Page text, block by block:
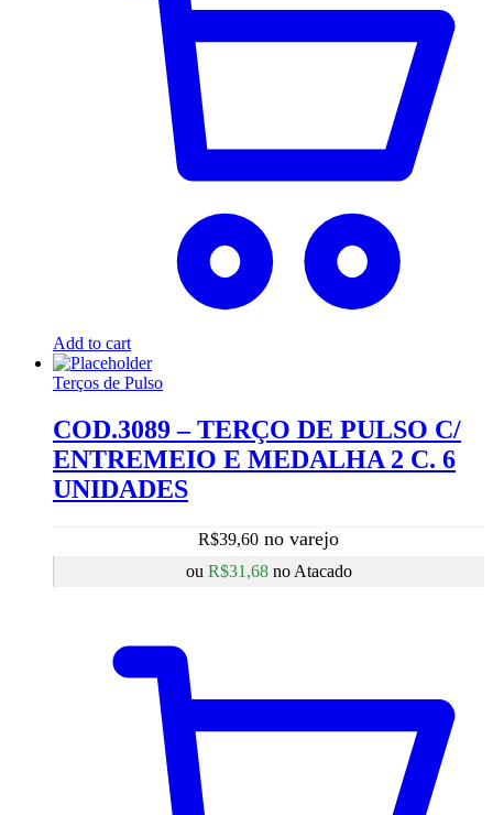
Add to cart
Terços de Pulso
COD.3089 – TERÇO DE PULSO C/
ENTREMEIO E MEDALHA 2 C. 6
UNIDADES
R$39,60
ou R$31,68 no Atacado